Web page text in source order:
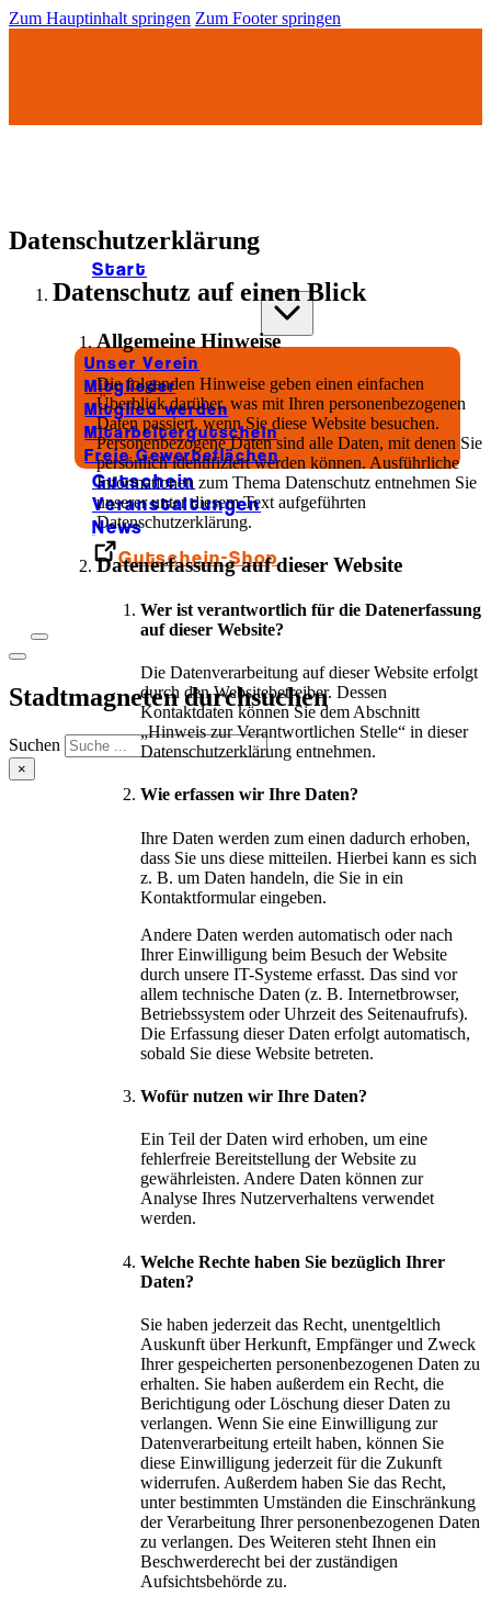
Zum Hauptinhalt springen Zum Footer springen
Start
Unser Verein
Mitglieder
Mitglied werden
Mitarbeitergutschein
Freie Gewerbeflächen
Gutschein
Veranstaltungen
News
Gutschein-Shop
Stadtmagneten durchsuchen
Suchen
×
Daten­schutz­erklärung
Datenschutz auf einen Blick
Allgemeine Hinweise
Die folgenden Hinweise geben einen einfachen
Überblick darüber, was mit Ihren personenbezogenen
Daten passiert, wenn Sie diese Website besuchen.
Personenbezogene Daten sind alle Daten, mit denen Sie
persönlich identifiziert werden können. Ausführliche
Informationen zum Thema Datenschutz entnehmen Sie
unserer unter diesem Text aufgeführten
Datenschutzerklärung.
Datenerfassung auf dieser Website
Wer ist verantwortlich für die Datenerfassung
auf dieser Website?
Die Datenverarbeitung auf dieser Website erfolgt
durch den Websitebetreiber. Dessen
Kontaktdaten können Sie dem Abschnitt
„Hinweis zur Verantwortlichen Stelle“ in dieser
Datenschutzerklärung entnehmen.
Wie erfassen wir Ihre Daten?
Ihre Daten werden zum einen dadurch erhoben,
dass Sie uns diese mitteilen. Hierbei kann es sich
z. B. um Daten handeln, die Sie in ein
Kontaktformular eingeben.
Andere Daten werden automatisch oder nach
Ihrer Einwilligung beim Besuch der Website
durch unsere IT-Systeme erfasst. Das sind vor
allem technische Daten (z. B. Internetbrowser,
Betriebssystem oder Uhrzeit des Seitenaufrufs).
Die Erfassung dieser Daten erfolgt automatisch,
sobald Sie diese Website betreten.
Wofür nutzen wir Ihre Daten?
Ein Teil der Daten wird erhoben, um eine
fehlerfreie Bereitstellung der Website zu
gewährleisten. Andere Daten können zur
Analyse Ihres Nutzerverhaltens verwendet
werden.
Welche Rechte haben Sie bezüglich Ihrer
Daten?
Sie haben jederzeit das Recht, unentgeltlich
Auskunft über Herkunft, Empfänger und Zweck
Ihrer gespeicherten personenbezogenen Daten zu
erhalten. Sie haben außerdem ein Recht, die
Berichtigung oder Löschung dieser Daten zu
verlangen. Wenn Sie eine Einwilligung zur
Datenverarbeitung erteilt haben, können Sie
diese Einwilligung jederzeit für die Zukunft
widerrufen. Außerdem haben Sie das Recht,
unter bestimmten Umständen die Einschränkung
der Verarbeitung Ihrer personenbezogenen Daten
zu verlangen. Des Weiteren steht Ihnen ein
Beschwerderecht bei der zuständigen
Aufsichtsbehörde zu.